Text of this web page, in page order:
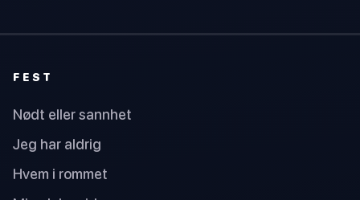
FEST
Nødt eller sannhet
Jeg har aldrig
Hvem i rommet